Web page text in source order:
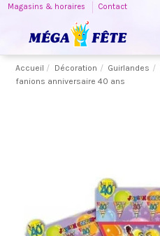
Magasins & horaires Contact
Accueil Décoration Guirlandes
fanions anniversaire 40 ans